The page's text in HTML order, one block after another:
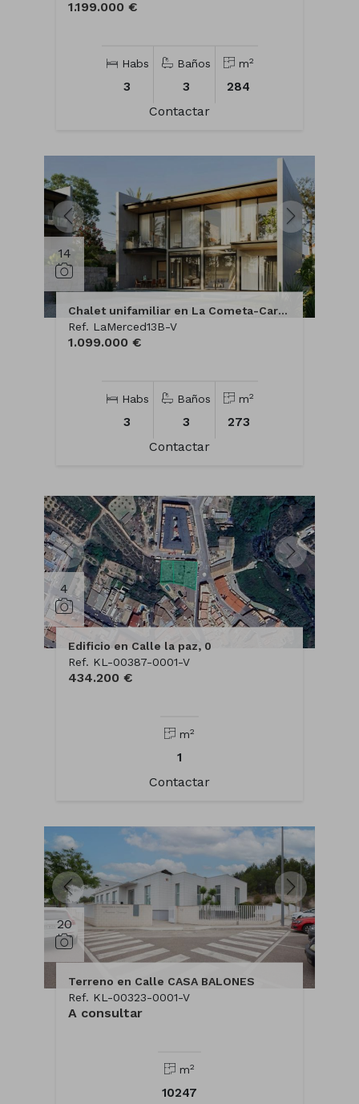
1.199.000 €
Habs
3
Baños
3
m2
284
Contactar
14
Chalet unifamiliar en La Cometa-Carrió Park
Ref. LaMerced13B-V
1.099.000 €
Habs
3
Baños
3
m2
273
Contactar
4
Edificio en Calle la paz, 0
Ref. KL-00387-0001-V
434.200 €
m2
1
Contactar
20
Terreno en Calle CASA BALONES
Ref. KL-00323-0001-V
A consultar
m2
10247